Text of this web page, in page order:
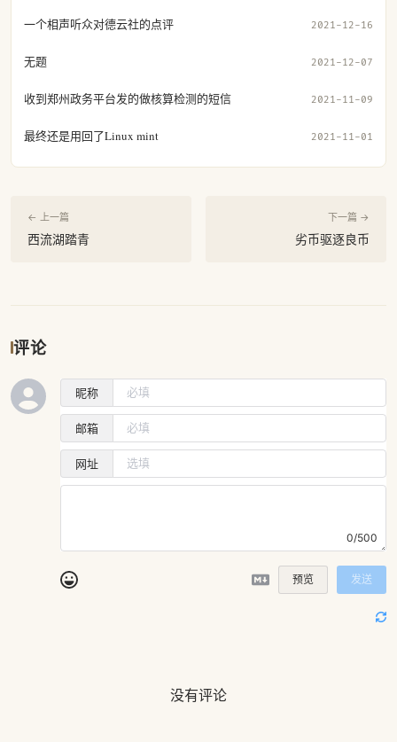
一个相声听众对德云社的点评 2021-12-16
无题 2021-12-07
收到郑州政务平台发的做核算检测的短信 2021-11-09
最终还是用回了Linux mint 2021-11-01
← 上一篇
西流湖踏青
下一篇 →
劣币驱逐良币
评论
昵称
邮箱
网址
0/500
预览 发送
没有评论